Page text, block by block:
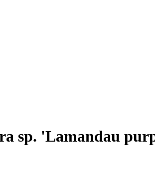
sp. 'Lamandau